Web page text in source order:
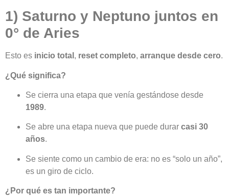
1) Saturno y Neptuno juntos en
0° de Aries
Esto es inicio total , reset completo, arranque desde cero.
¿Qué significa?
Se cierra una etapa que venía gestándose desde
1989.
Se abre una etapa nueva que puede durar casi 30
años.
Se siente como un cambio de era: no es “solo un año”,
es un giro de ciclo.
¿Por qué es tan importante?